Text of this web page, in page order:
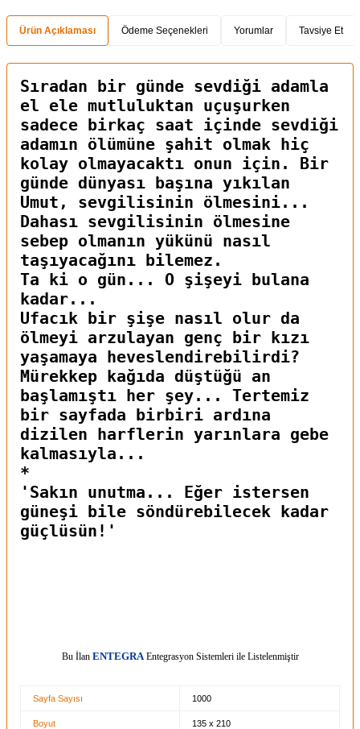
Ürün Açıklaması Ödeme Seçenekleri Yorumlar Tavsiye Et
Sıradan bir günde sevdiği adamla
el ele mutluluktan uçuşurken
sadece birkaç saat içinde sevdiği
adamın ölümüne şahit olmak hiç
kolay olmayacaktı onun için. Bir
günde dünyası başına yıkılan
Umut, sevgilisinin ölmesini...
Dahası sevgilisinin ölmesine
sebep olmanın yükünü nasıl
taşıyacağını bilemez.
Ta ki o gün... O şişeyi bulana
kadar...
Ufacık bir şişe nasıl olur da
ölmeyi arzulayan genç bir kızı
yaşamaya heveslendirebilirdi?
Mürekkep kağıda düştüğü an
başlamıştı her şey... Tertemiz
bir sayfada birbiri ardına
dizilen harflerin yarınlara gebe
kalmasıyla...
*
'Sakın unutma... Eğer istersen
güneşi bile söndürebilecek kadar
güçlüsün!'
Bu İlan ENTEGRAEntegrasyon Sistemleri ile Listelenmiştir
Sayfa Sayısı 1000
Boyut 135 x 210